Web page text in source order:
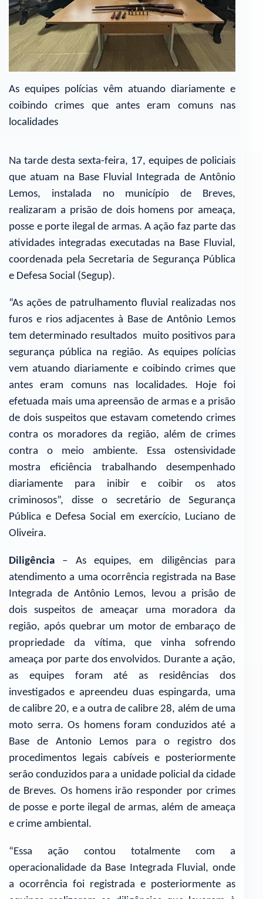
As equipes polícias vêm atuando diariamente e
coibindo crimes que antes eram comuns nas
localidades
Na tarde desta sexta-feira, 17, equipes de policiais
que atuam na Base Fluvial Integrada de Antônio
Lemos, instalada no município de Breves,
realizaram a prisão de dois homens por ameaça,
posse e porte ilegal de armas. A ação faz parte das
atividades integradas executadas na Base Fluvial,
coordenada pela Secretaria de Segurança Pública
e Defesa Social (Segup).
“As ações de patrulhamento fluvial realizadas nos
furos e rios adjacentes à Base de Antônio Lemos
tem determinado resultados muito positivos para
segurança pública na região. As equipes polícias
vem atuando diariamente e coibindo crimes que
antes eram comuns nas localidades. Hoje foi
efetuada mais uma apreensão de armas e a prisão
de dois suspeitos que estavam cometendo crimes
contra os moradores da região, além de crimes
contra o meio ambiente. Essa ostensividade
mostra eficiência trabalhando desempenhado
diariamente para inibir e coibir os atos
criminosos”, disse o secretário de Segurança
Pública e Defesa Social em exercício, Luciano de
Oliveira.
Diligência – As equipes, em diligências para
atendimento a uma ocorrência registrada na Base
Integrada de Antônio Lemos, levou a prisão de
dois suspeitos de ameaçar uma moradora da
região, após quebrar um motor de embaraço de
propriedade da vítima, que vinha sofrendo
ameaça por parte dos envolvidos. Durante a ação,
as equipes foram até as residências dos
investigados e apreendeu duas espingarda, uma
de calibre 20, e a outra de calibre 28, além de uma
moto serra. Os homens foram conduzidos até a
Base de Antonio Lemos para o registro dos
procedimentos legais cabíveis e posteriormente
serão conduzidos para a unidade policial da cidade
de Breves. Os homens irão responder por crimes
de posse e porte ilegal de armas, além de ameaça
e crime ambiental.
“Essa ação contou totalmente com a
operacionalidade da Base Integrada Fluvial, onde
a ocorrência foi registrada e posteriormente as